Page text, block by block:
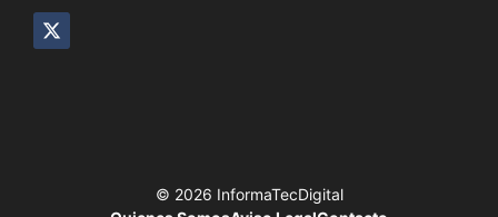
© 2026 InformaTecDigital